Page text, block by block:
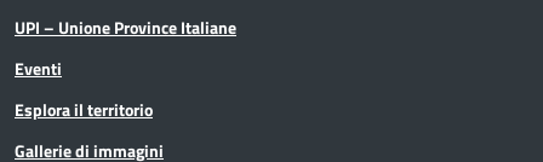
UPI – Unione Province Italiane
Eventi
Esplora il territorio
Gallerie di immagini